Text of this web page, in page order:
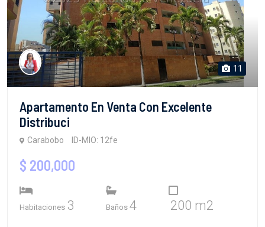
11
Apartamento En Venta Con Excelente
Distribuci
Carabobo ID-MIO: 12fe
$ 200,000
Habitaciones 3 Baños 4 200 m2